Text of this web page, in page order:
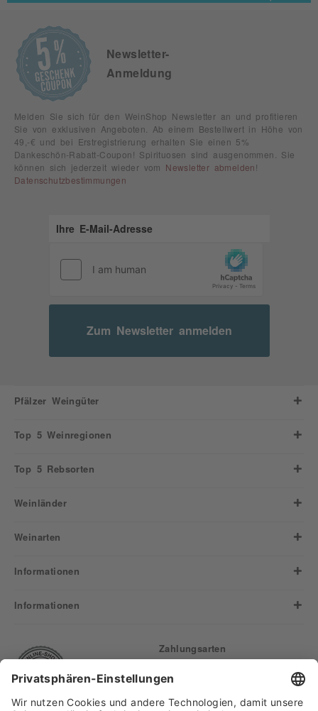
Newsletter-
Anmeldung
Melden Sie sich für den WeinShop Newsletter an und profitieren
Sie von exklusiven Angeboten. Ab einem Bestellwert in Höhe von
49,-€ und bei Erstregistrierung erhalten Sie einen 5%
Dankeschön-Rabatt-Coupon! Spirituosen sind ausgenommen. Sie
können sich jederzeit wieder vom Newsletter abmelden !
Datenschutzbestimmungen
Zum Newsletter anmelden
Pfälzer Weingüter
Top 5 Weinregionen
Top 5 Rebsorten
Weinländer
Weinarten
Informationen
Informationen
Zahlungsarten